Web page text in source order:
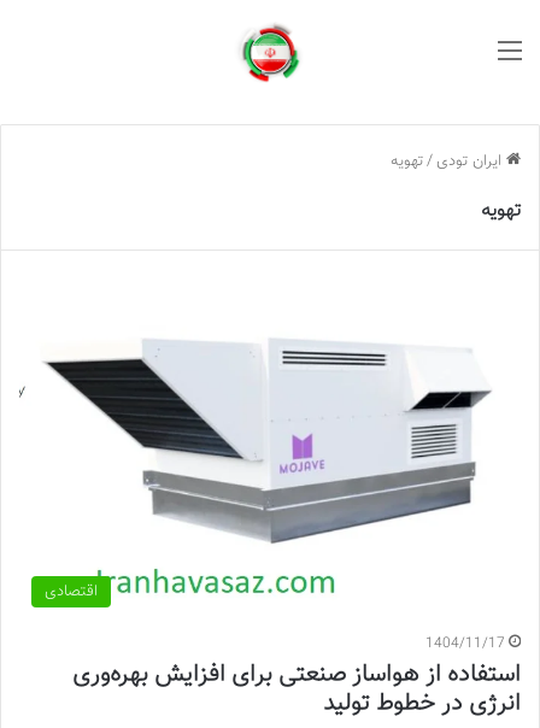
ایران تودی /تهویه
تهویه
اقتصادی
1404/11/17
استفاده از هواساز صنعتی برای افزایش بهره‌وری
انرژی در خطوط تولید